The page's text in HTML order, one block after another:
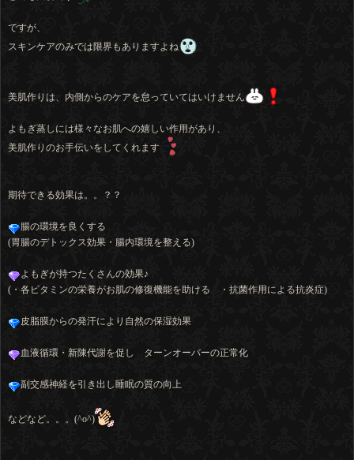
ですが、
スキンケアのみでは限界もありますよね
美肌作りは、内側からのケアを怠っていてはいけません
よもぎ蒸しには様々なお肌への嬉しい作用があり、
美肌作りのお手伝いをしてくれます
期待できる効果は。。？？
腸の環境を良くする
(胃腸のデトックス効果・腸内環境を整える)
よもぎが持つたくさんの効果♪
(・各ビタミンの栄養がお肌の修復機能を助ける ・抗菌作用による抗炎症)
皮脂膜からの発汗により自然の保湿効果
血液循環・新陳代謝を促し ターンオーバーの正常化
副交感神経を引き出し睡眠の質の向上
などなど。。。(^o^)